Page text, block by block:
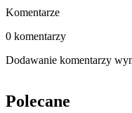
Komentarze
0 komentarzy
Dodawanie komentarzy
Polecane